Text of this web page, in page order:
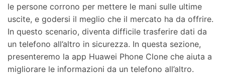
le persone corrono per mettere le mani sulle ultime
uscite, e godersi il meglio che il mercato ha da offrire.
In questo scenario, diventa difficile trasferire dati da
un telefono all’altro in sicurezza. In questa sezione,
presenteremo la app Huawei Phone Clone che aiuta a
migliorare le informazioni da un telefono all’altro.